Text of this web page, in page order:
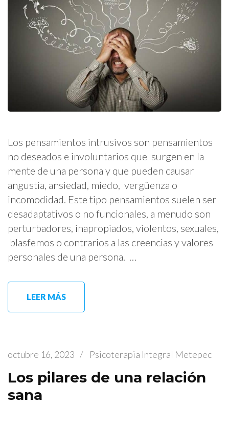
Los pensamientos intrusivos son pensamientos
no deseados e involuntarios que surgen en la
mente de una persona y que pueden causar
angustia, ansiedad, miedo, vergüenza o
incomodidad. Este tipo pensamientos suelen ser
desadaptativos o no funcionales, a menudo son
perturbadores, inapropiados, violentos, sexuales,
blasfemos o contrarios a las creencias y valores
personales de una persona. …
LEER MÁS
octubre 16, 2023 / Psicoterapia Integral Metepec
Los pilares de una relación
sana